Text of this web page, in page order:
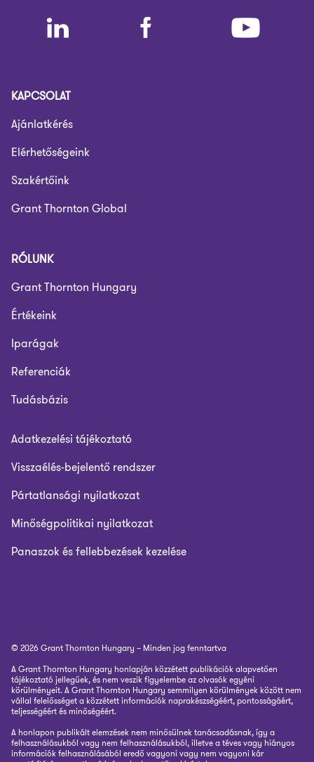
KAPCSOLAT
Ajánlatkérés
Elérhetőségeink
Szakértőink
Grant Thornton Global
RÓLUNK
Grant Thornton Hungary
Értékeink
Iparágak
Referenciák
Tudásbázis
Adatkezelési tájékoztató
Visszaélés-bejelentő rendszer
Pártatlansági nyilatkozat
Minőségpolitikai nyilatkozat
Panaszok és fellebbezések kezelése
© 2026 Grant Thornton Hungary – Minden jog fenntartva
A Grant Thornton Hungary honlapján közzétett publikációk alapvetően
tájékoztató jellegűek, és nem veszik figyelembe az olvasók egyéni
körülményeit. A Grant Thornton Hungary semmilyen körülmények között nem
vállal felelősséget a közzétett információk naprakészségéért, pontosságáért,
teljességéért és minőségéért.
A honlapon publikált elemzések nem minősülnek tanácsadásnak, így a
felhasználásukból vagy nem felhasználásukból, illetve a téves vagy hiányos
információk felhasználásából eredő vagyoni vagy nem vagyoni kár